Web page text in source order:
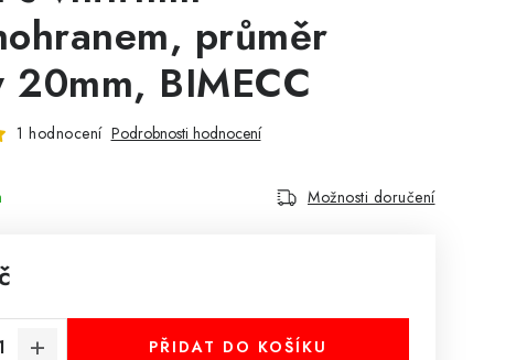
průměr
20mm, BIMECC
1 hodnocení Podrobnosti hodnocení
Možnosti doručení
PŘIDAT DO KOŠÍKU